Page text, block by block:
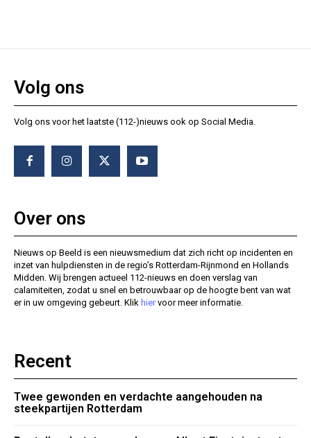
Volg ons
Volg ons voor het laatste (112-)nieuws ook op Social Media.
Over ons
Nieuws op Beeld is een nieuwsmedium dat zich richt op incidenten en
inzet van hulpdiensten in de regio’s Rotterdam-Rijnmond en Hollands
Midden. Wij brengen actueel 112-nieuws en doen verslag van
calamiteiten, zodat u snel en betrouwbaar op de hoogte bent van wat
er in uw omgeving gebeurt. Klik hiervoor meer informatie.
Recent
Twee gewonden en verdachte aangehouden na
steekpartijen Rotterdam